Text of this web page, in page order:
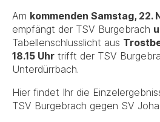
Am kommenden Samstag, 22.
empfängt der TSV Burgebrach
Tabellenschlusslicht aus
18.15 Uhr trifft der TSV
Unterdürrbach.
Hier findet Ihr die
TSV Burgebrach gegen SV